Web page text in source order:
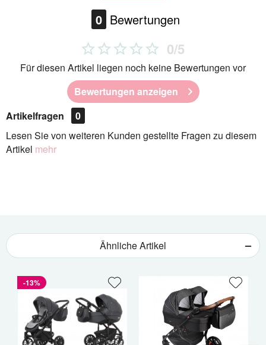
0 Bewertungen
0/5
Für diesen Artikel liegen noch keine Bewertungen vor
Bewertungen anzeigen
Artikelfragen
0
Lesen Sie von weiteren Kunden gestellte Fragen zu diesem
Artikel mehr
Ähnliche Artikel
-13%